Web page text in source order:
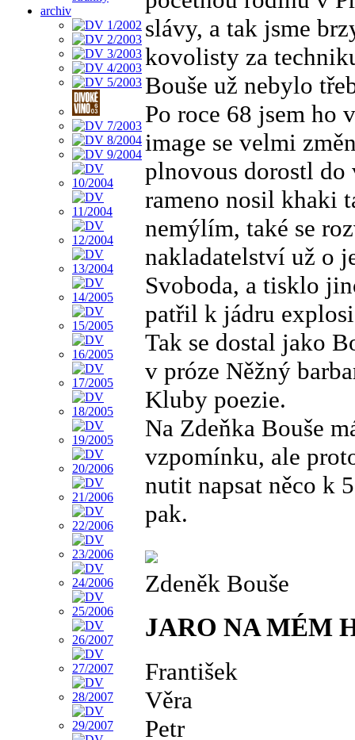
archiv
slávy, a tak jsme
kovolisty za
Bouše už nebylo
Po roce 68 jsem ho
image se velmi
plnovous dorostl do
rameno nosil khaki
nemýlím, také se
nakladatelství už o
Svoboda, a tisklo
patřil k jádru
Tak se dostal jako
v próze Něžný
Kluby poezie.
Na Zdeňka Bouše
vzpomínku, ale
nutit napsat něco k
pak.
Zdeněk Bouše
JARO NA MÉM
František
Věra
Petr